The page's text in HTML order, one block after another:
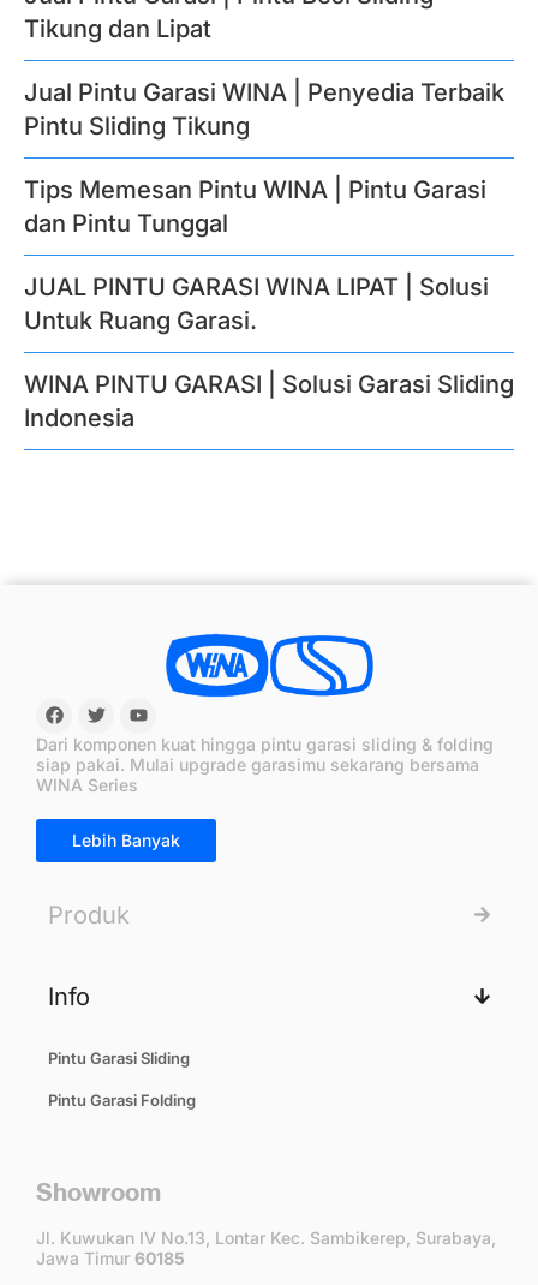
Tikung dan Lipat
Jual Pintu Garasi WINA | Penyedia Terbaik
Pintu Sliding Tikung
Tips Memesan Pintu WINA | Pintu Garasi
dan Pintu Tunggal
JUAL PINTU GARASI WINA LIPAT | Solusi
Untuk Ruang Garasi.
WINA PINTU GARASI | Solusi Garasi Sliding
Indonesia
Dari komponen kuat hingga pintu garasi sliding & folding
siap pakai. Mulai upgrade garasimu sekarang bersama
WINA Series
Lebih Banyak
Produk
Info
Pintu Garasi Sliding
Pintu Garasi Folding
Showroom
Jl. Kuwukan IV No.13, Lontar Kec. Sambikerep, Surabaya,
Jawa Timur 60185